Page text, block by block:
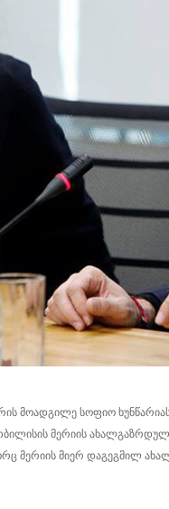
მოადგილე სოფიო
მერიის
მერიის მიერ დაგეგმილ